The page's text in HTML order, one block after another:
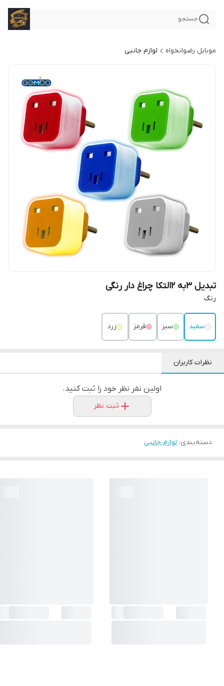
جستجو
موبایل رضوانخواه لوازم جانبی
تبدیل ۳به ۲التکا چراغ دار رنگی
رنگ
سفید سبز قرمز زرد
نظرات کاربران
اولین نفر نظر خود را ثبت کنید.
ثبت نظر
دسته‌بندی: لوازم جانبی